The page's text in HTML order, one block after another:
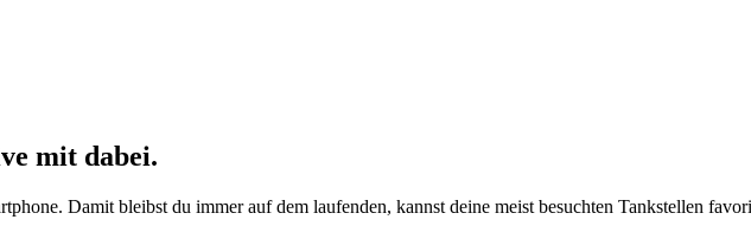
mit dabei.
Damit bleibst du immer auf dem laufenden, kannst deine meist besuchten Tankstellen